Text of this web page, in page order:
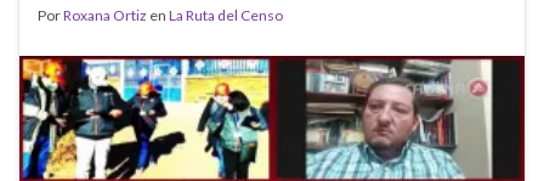
PorRoxana Ortiz en La Ruta del Censo